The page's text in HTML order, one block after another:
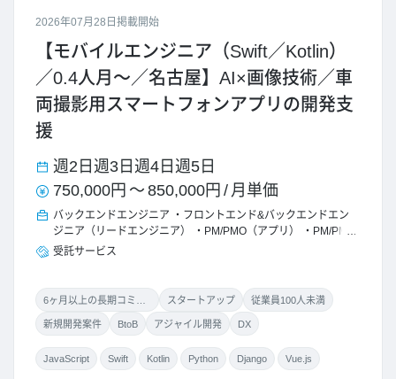
2026年07月28日掲載開始
【モバイルエンジニア（Swift／Kotlin）
／0.4人月～／名古屋】AI×画像技術／車
両撮影用スマートフォンアプリの開発支
援
週2日 週3日 週4日 週5日
750,000円 ～ 850,000円 / 月単価
バックエンドエンジニア
フロントエンド&バックエンドエン
ジニア（リードエンジニア）
PM/PMO（アプリ）
PM/PMO
受託サービス
スタートアップ 従業員100人未満
新規開発案件 BtoB アジャイル開発 DX
JavaScript Swift Kotlin Python Django Vue.js